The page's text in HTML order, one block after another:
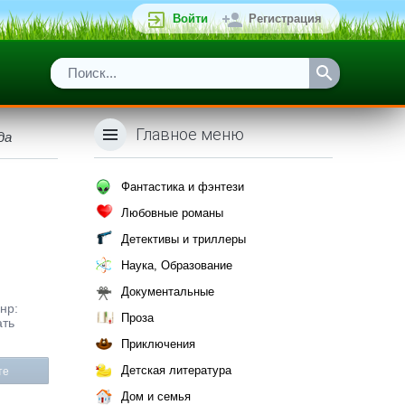
Войти Регистрация
Главное меню
Фантастика и фэнтези
Любовные романы
Детективы и триллеры
Наука, Образование
Документальные
Проза
Приключения
Детская литература
Дом и семья